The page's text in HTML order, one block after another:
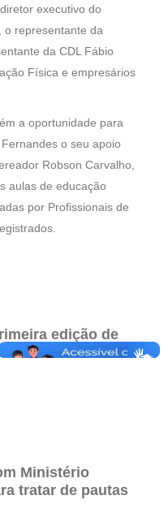
executivo do
o representante da
da CDL Fábio
Física e empresários
a oportunidade para
o seu apoio
Robson Carvalho,
aulas de educação
por Profissionais de
edição de
Ministério
tratar de pautas